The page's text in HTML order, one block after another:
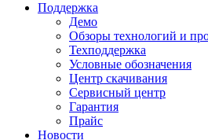
Поддержка
Демо
Обзоры технологий и
Техподдержка
Условные обозначения
Центр скачивания
Сервисный центр
Гарантия
Прайс
Новости